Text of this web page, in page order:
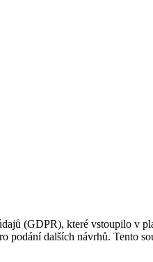
(GDPR), které vstoupilo v
podání dalších návrhů. Tento